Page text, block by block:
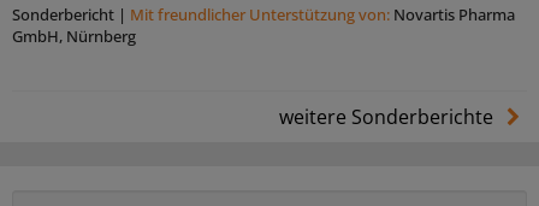
Sonderbericht | Mit freundlicher Unterstützung von: Novartis Pharma
GmbH, Nürnberg
weitere Sonderberichte